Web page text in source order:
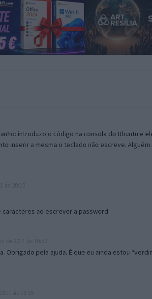
introduzo o código na consola do Ubuntu e
inserir a mesma o teclado não escreve.
caracteres ao escrever a password
Obrigado pela ajuda. É que eu ainda estou